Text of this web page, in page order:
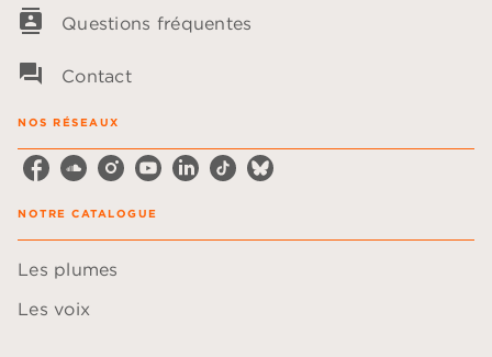
contacts Questions fréquentes
question_answer Contact
NOS RÉSEAUX
NOTRE CATALOGUE
Les plumes
Les voix